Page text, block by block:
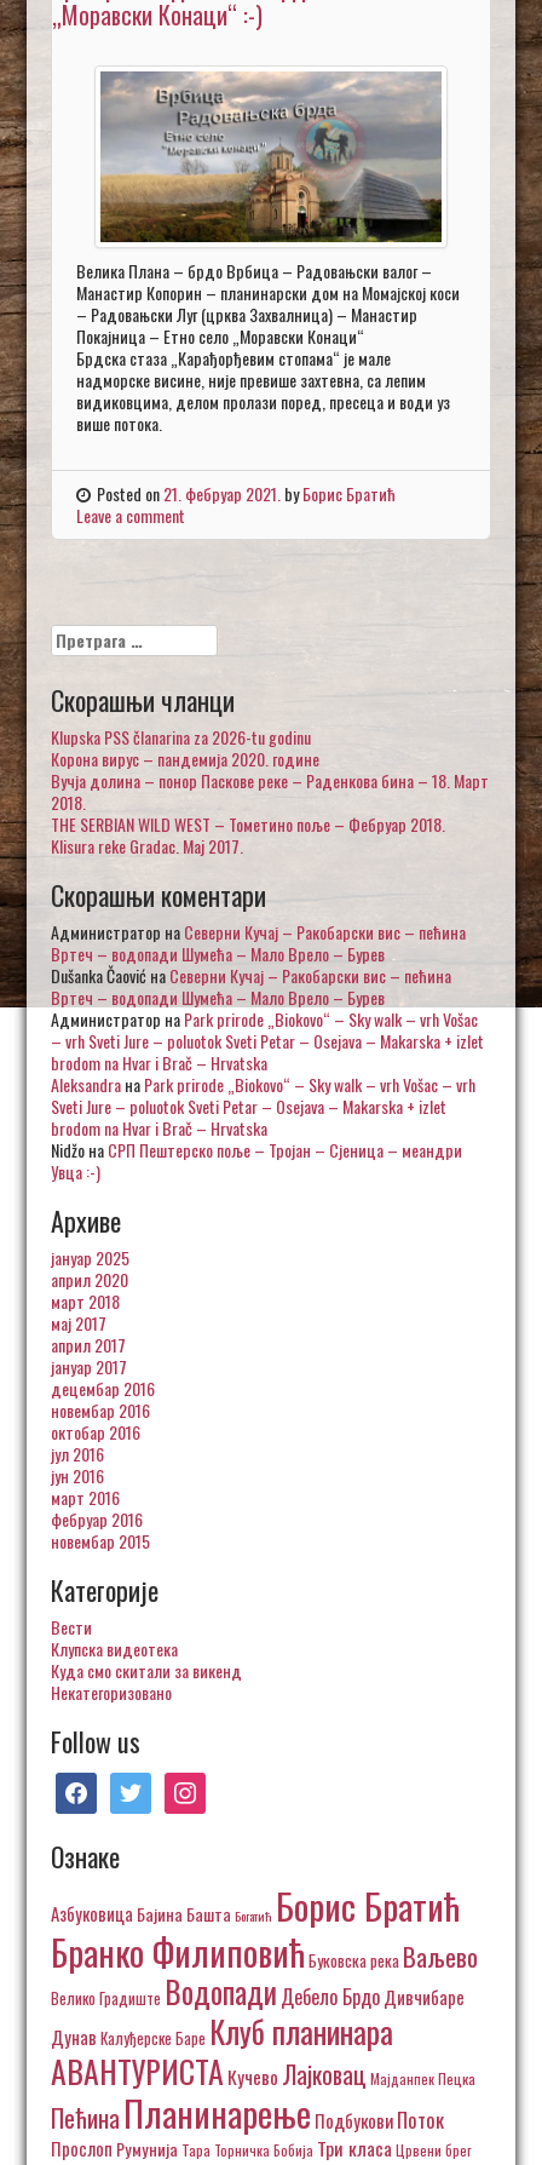
„Моравски Конаци“ :-)
Велика Плана – брдо Врбица – Радовањски валог –
Манастир Копорин – планинарски дом на Момајској коси
– Радовањски Луг (црква Захвалница) – Манастир
Покајница – Етно село „Моравски Конаци“
Брдска стаза „Карађорђевим стопама“ је мале
надморске висине, није превише захтевна, са лепим
видиковцима, делом пролази поред, пресеца и води уз
више потока.
Posted on21. фебруар 2021. byБорис Братић
Leave a comment
Претрага
за:
Скорашњи чланци
Klupska PSS članarina za 2026-tu godinu
Корона вирус – пандемија 2020. године
Вучја долина – понор Паскове реке – Раденкова бина – 18. Март
2018.
THE SERBIAN WILD WEST – Тометино поље – Фебруар 2018.
Klisura reke Gradac. Maj 2017.
Скорашњи коментари
Администратор наСеверни Кучај – Ракобарски вис – пећина
Вртеч – водопади Шумећа – Мало Врело – Бурев
Dušanka ČaovićнаСеверни Кучај – Ракобарски вис – пећина
Вртеч – водопади Шумећа – Мало Врело – Бурев
Администратор наPark prirode „Biokovo“ – Sky walk – vrh Vošac
– vrh Sveti Jure – poluotok Sveti Petar – Osejava – Makarska + izlet
brodom na Hvar i Brač – Hrvatska
AleksandraнаPark prirode „Biokovo“ – Sky walk – vrh Vošac – vrh
Sveti Jure – poluotok Sveti Petar – Osejava – Makarska + izlet
brodom na Hvar i Brač – Hrvatska
NidžoнаСРП Пештерско поље – Тројан – Сјеница – меандри
Увца :-)
Архиве
јануар 2025
април 2020
март 2018
мај 2017
април 2017
јануар 2017
децембар 2016
новембар 2016
октобар 2016
јул 2016
јун 2016
март 2016
фебруар 2016
новембар 2015
Категорије
Вести
Клупска видеотека
Куда смо скитали за викенд
Некатегоризовано
Follow us
facebooktwitter instagram
Ознаке
Азбуковица Бајина Башта Богатић Борис Братић
Бранко Филиповић Буковска река Ваљево
Велико Градиште Водопади Дебело БрдоДивчибаре
Дунав Калуђерске Баре Клуб планинара
АВАНТУРИСТА Кучево Лајковац Мајданпек Пецка
Пећина Планинарење ПодбуковиПоток
Прослоп Румунија Тара Торничка Бобија Три класа Црвени брег